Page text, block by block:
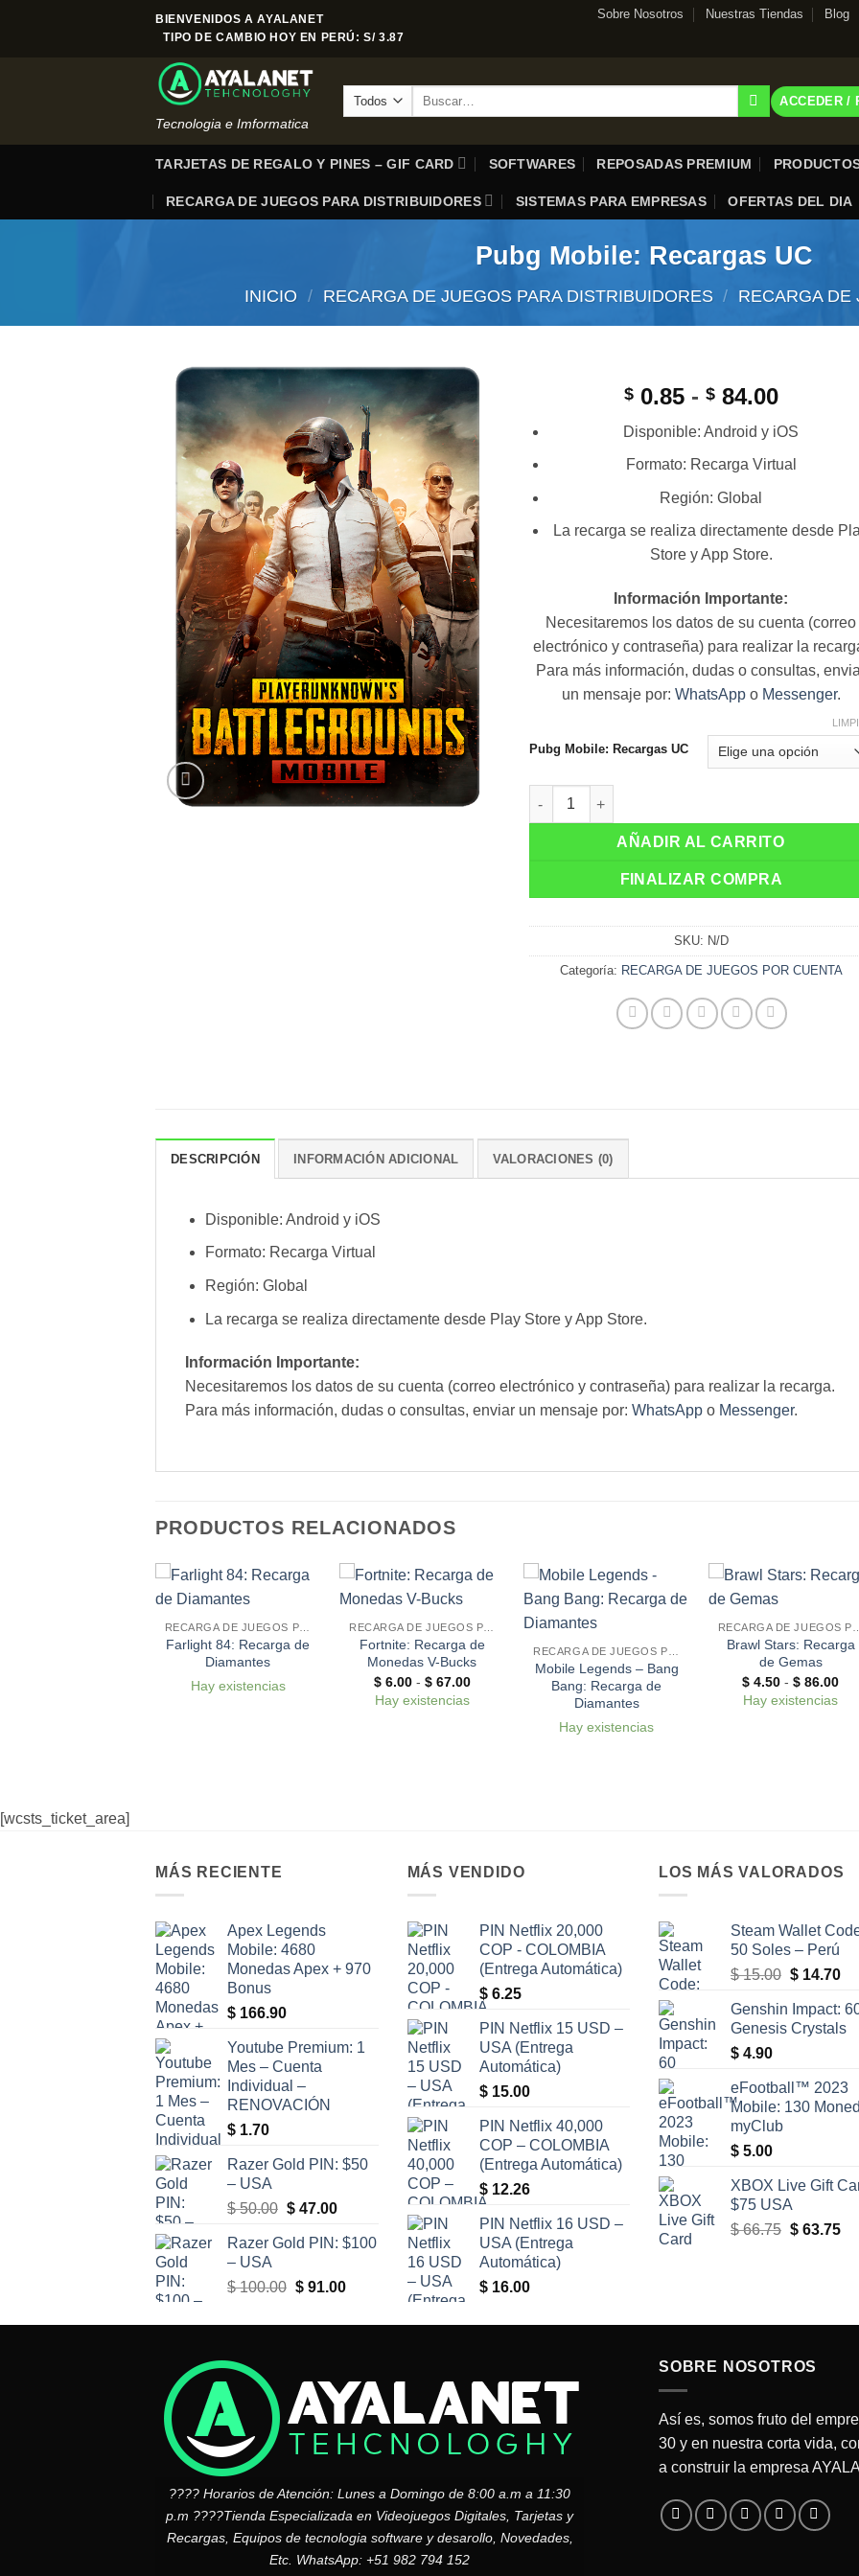
BIENVENIDOS A AYALANET
TIPO DE CAMBIO HOY EN PERÚ: S/ 3.87
Sobre Nosotros Nuestras Tiendas Blog
Tecnologia e Imformatica
Buscar
ACCEDER /
TARJETAS DE REGALO Y PINES – GIF CARD SOFTWARES REPOSADAS PREMIUM
RECARGA DE JUEGOS PARA DISTRIBUIDORES SISTEMAS PARA EMPRESAS OFERTAS DEL DIA
Pubg Mobile: Recargas UC
INICIO / RECARGA DE JUEGOS PARA DISTRIBUIDORES / RECARGA DE
$0.85 - $84.00Rango
precios:
desde
$ 84.00
Disponible: Android y iOS
Formato: Recarga Virtual
Región: Global
La recarga se realiza directamente desde
Store y App Store.
Información Importante:
Necesitaremos los datos de su cuenta (correo
electrónico y contraseña) para realizar la
Para más información, dudas o consultas,
un mensaje por: WhatsAppo Messenger.
Pubg Mobile: Recargas UC
Pubg Mobile: Recargas UC cantidad
AÑADIR AL CARRITO
FINALIZAR COMPRA
SKU: N/D
Categoría: RECARGA DE JUEGOS POR CUENTA
DESCRIPCIÓN INFORMACIÓN ADICIONAL VALORACIONES (0)
Disponible: Android y iOS
Formato: Recarga Virtual
Región: Global
La recarga se realiza directamente desde Play Store y App Store.
Información Importante:
Necesitaremos los datos de su cuenta (correo electrónico y contraseña) para realizar la recarga.
Para más información, dudas o consultas, enviar un mensaje por: WhatsApp o Messenger.
PRODUCTOS RELACIONADOS
Farlight 84: Recarga de
Diamantes
Hay existencias
Fortnite: Recarga de
Monedas V-Bucks
$6.00 - $67.00Rango
precios:
Hay existencias
Mobile Legends – Bang
Bang: Recarga de
Diamantes
Hay existencias
Brawl Stars: Recarga
de Gemas
$ 4.50 - $ 86.00
Hay existencias
[wcsts_ticket_area]
MÁS RECIENTE
Apex Legends
Mobile: 4680
Monedas Apex + 970
Bonus
$ 166.90
Youtube Premium: 1
Mes – Cuenta
Individual –
RENOVACIÓN
$ 1.70
Razer Gold PIN: $50
– USA
$50.00 El
original
$ 50.00.
$47.00El
actual
$ 47.00.
Razer Gold PIN: $100
– USA
$100.00 El
original
$91.00El
actual
MÁS VENDIDO
PIN Netflix 20,000
COP - COLOMBIA
(Entrega Automática)
$6.25
PIN Netflix 15 USD –
USA (Entrega
Automática)
$15.00
PIN Netflix 40,000
COP – COLOMBIA
(Entrega Automática)
$12.26
PIN Netflix 16 USD –
USA (Entrega
Automática)
$16.00
LOS MÁS VALORADOS
Steam Wallet
50 Soles – Perú
$15.00 El
original
era:
$14.70El
es:
Genshin Impact:
Genesis Crystals
$ 4.90
eFootball™ 2023
Mobile: 130
myClub
$ 5.00
XBOX Live Gift
$75 USA
$66.75 El
$63.75El
???? Horarios de Atención: Lunes a Domingo de 8:00 a.m a 11:30
p.m ????Tienda Especializada en Videojuegos Digitales, Tarjetas y
Recargas, Equipos de tecnologia software y desarollo, Novedades,
Etc. WhatsApp: +51 982 794 152
SOBRE NOSOTROS
Así es, somos fruto del
30 y en nuestra corta vida,
a construir la empresa